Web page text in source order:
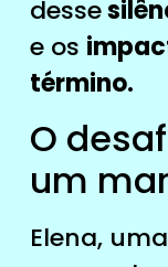
desse
e os
término.
O
um
Elena,